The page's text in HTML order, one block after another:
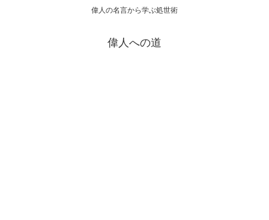
偉人の名言から学ぶ処世術
偉人への道